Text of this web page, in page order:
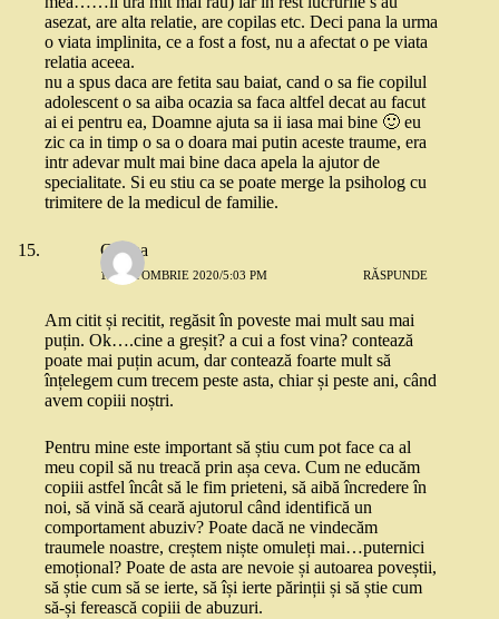
asezat, are alta relatie, are copilas etc. Deci pana la urma
o viata implinita, ce a fost a fost, nu a afectat o pe viata
relatia aceea.
nu a spus daca are fetita sau baiat, cand o sa fie copilul
adolescent o sa aiba ocazia sa faca altfel decat au facut
ai ei pentru ea, Doamne ajuta sa ii iasa mai bine 🙂 eu
zic ca in timp o sa o doara mai putin aceste traume, era
intr adevar mult mai bine daca apela la ajutor de
specialitate. Si eu stiu ca se poate merge la psiholog cu
trimitere de la medicul de familie.
Corina
13 OCTOMBRIE 2020/5:03 PM RĂSPUNDE
Am citit și recitit, regăsit în poveste mai mult sau mai
puțin. Ok….cine a greșit? a cui a fost vina? contează
poate mai puțin acum, dar contează foarte mult să
înțelegem cum trecem peste asta, chiar și peste ani, când
avem copiii noștri.
Pentru mine este important să știu cum pot face ca al
meu copil să nu treacă prin așa ceva. Cum ne educăm
copiii astfel încât să le fim prieteni, să aibă încredere în
noi, să vină să ceară ajutorul când identifică un
comportament abuziv? Poate dacă ne vindecăm
traumele noastre, creștem niște omuleți mai…puternici
emoțional? Poate de asta are nevoie și autoarea poveștii,
să știe cum să se ierte, să își ierte părinții și să știe cum
să-și ferească copiii de abuzuri.